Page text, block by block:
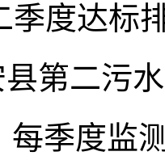
季度达标
县第二污
每季度监